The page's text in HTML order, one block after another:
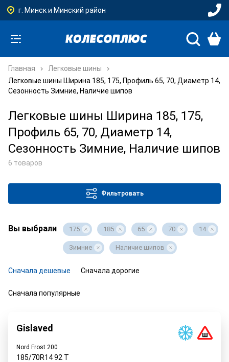
г. Минск и Минский район
Главная
Легковые шины
Легковые шины Ширина 185, 175, Профиль 65, 70, Диаметр 14,
Сезонность Зимние, Наличие шипов
Легковые шины Ширина 185, 175,
Профиль 65, 70, Диаметр 14,
Сезонность Зимние, Наличие шипов
6 товаров
Фильтровать
Вы выбрали 175 185 65 70 14
Зимние Наличие шипов
Сначала дешевые Сначала дорогие
Сначала популярные
Gislaved
Nord Frost 200
185/70R1492 T